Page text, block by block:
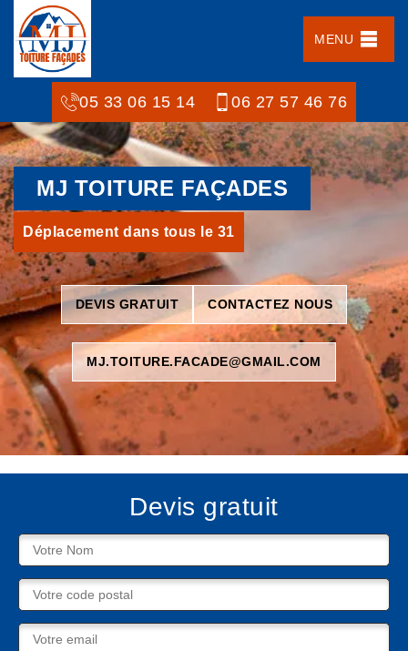
MENU
05 33 06 15 14 06 27 57 46 76
MJ TOITURE FAÇADES
Déplacement dans tous le 31
DEVIS GRATUIT CONTACTEZ NOUS
MJ.TOITURE.FACADE@GMAIL.COM
Devis gratuit